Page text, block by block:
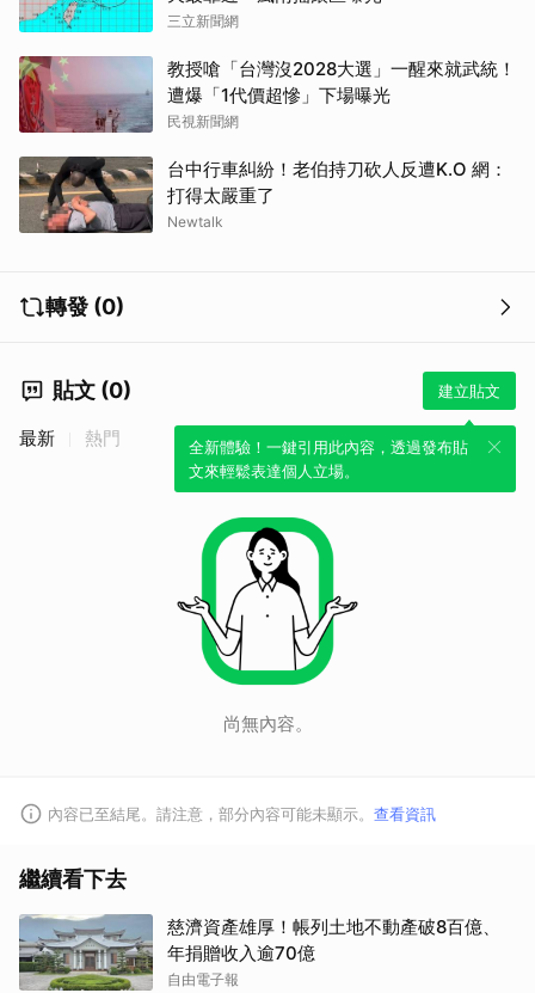
三立新聞網
教授嗆「台灣沒2028大選」一醒來就武統！
遭爆「1代價超慘」下場曝光
民視新聞網
台中行車糾紛！老伯持刀砍人反遭K.O 網：
打得太嚴重了
Newtalk
轉發 (0)
貼文 (0) 建立貼文
全新體驗！一鍵引用此內容，透過發布貼
文來輕鬆表達個人立場。
最新 熱門
尚無內容。
內容已至結尾。請注意，部分內容可能未顯示。 查看資訊
繼續看下去
慈濟資產雄厚！帳列土地不動產破8百億、
年捐贈收入逾70億
自由電子報